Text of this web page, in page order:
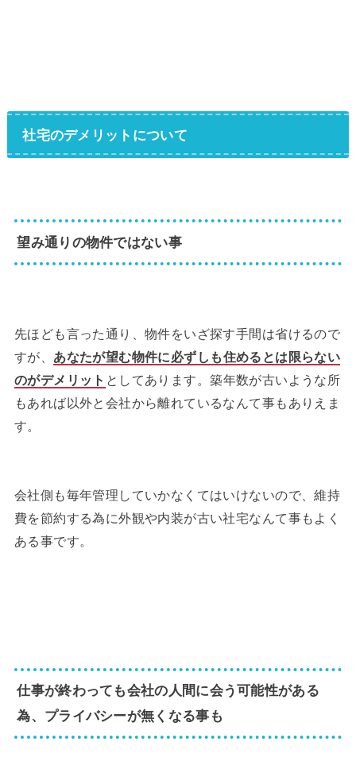
社宅のデメリットについて
望み通りの物件ではない事
先ほども言った通り、物件をいざ探す手間は省けるので
すが、 あなたが望む物件に必ずしも住めるとは限らない
のがデメリット としてあります。築年数が古いような所
もあれば以外と会社から離れているなんて事もありえま
す。
会社側も毎年管理していかなくてはいけないので、維持
費を節約する為に外観や内装が古い社宅なんて事もよく
ある事です。
仕事が終わっても会社の人間に会う可能性がある
為、プライバシーが無くなる事も